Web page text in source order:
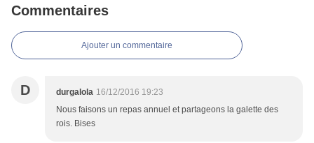
Commentaires
Ajouter un commentaire
D durgalola 16/12/2016 19:23
Nous faisons un repas annuel et partageons la galette des
rois. Bises